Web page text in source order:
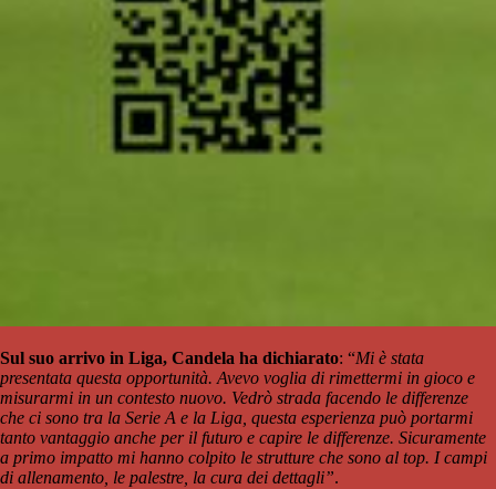
Sul suo arrivo in Liga, Candela ha dichiarato: “Mi è stata
presentata questa opportunità. Avevo voglia di rimettermi in gioco e
misurarmi in un contesto nuovo. Vedrò strada facendo le differenze
che ci sono tra la Serie A e la Liga, questa esperienza può portarmi
tanto vantaggio anche per il futuro e capire le differenze. Sicuramente
a primo impatto mi hanno colpito le strutture che sono al top. I campi
di allenamento, le palestre, la cura dei dettagli”.